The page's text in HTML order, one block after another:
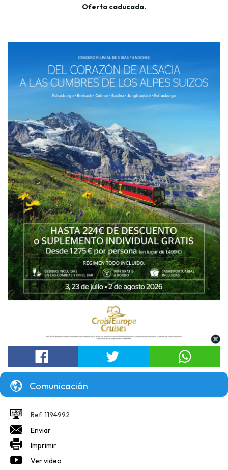
Oferta caducada.
Comunicación
Ref. 1194992
Enviar
Imprimir
Ver video